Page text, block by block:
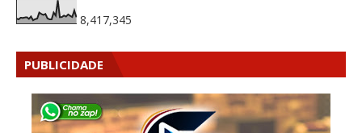
8,417,345
PUBLICIDADE